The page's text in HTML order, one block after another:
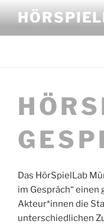
Inhalt
springen
Das HörSpielLab
im Gespräch“ einen
Akteur*innen die
unterschiedlichen